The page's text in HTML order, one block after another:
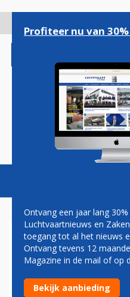
gaan
Magazine
'AIR FRANCE-
AZEN OP
MALAYSIA
Profiteer nu van
Ontvang een jaar lang
Luchtvaartnieuws en
toegang tot al het nieuws
Ontvang tevens 12
Magazine in de mail of op
Bekijk aanbieding